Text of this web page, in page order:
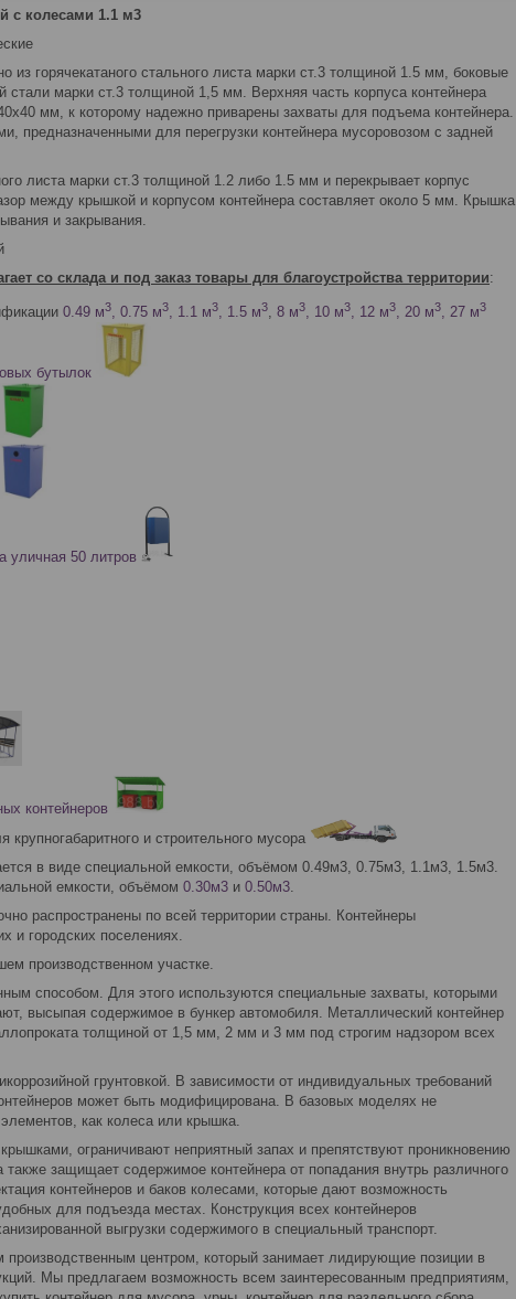
с колесами 1.1 м3
из горячекатаного стального листа марки ст.3 толщиной 1.5 мм, боковые
стали марки ст.3 толщиной 1,5 мм. Верхняя часть корпуса контейнера
мм, к которому надежно приварены захваты для подъема контейнера.
предназначенными для перегрузки контейнера мусоровозом с задней
листа марки ст.3 толщиной 1.2 либо 1.5 мм и перекрывает корпус
между крышкой и корпусом контейнера составляет около 5 мм. Крышка
и закрывания.
со склада и под заказ товары для благоустройства территории:
0.49 м3, 0.75 м3, 1.1 м3, 1.5 м3, 8 м3, 10 м3, 12 м3, 20 м3, 27 м3
бутылок
уличная 50 литров
контейнеров
крупногабаритного и строительного мусора
в виде специальной емкости, объёмом 0.49м3, 0.75м3, 1.1м3, 1.5м3.
емкости, объёмом 0.30м3 и 0.50м3.
распространены по всей территории страны. Контейнеры
и городских поселениях.
производственном участке.
способом. Для этого используются специальные захваты, которыми
высыпая содержимое в бункер автомобиля. Металлический контейнер
толщиной от 1,5 мм, 2 мм и 3 мм под строгим надзором всех
грунтовкой. В зависимости от индивидуальных требований
может быть модифицирована. В базовых моделях не
как колеса или крышка.
ограничивают неприятный запах и препятствуют проникновению
защищает содержимое контейнера от попадания внутрь различного
контейнеров и баков колесами, которые дают возможность
для подъезда местах. Конструкция всех контейнеров
выгрузки содержимого в специальный транспорт.
центром, который занимает лидирующие позиции в
Мы предлагаем возможность всем заинтересованным предприятиям,